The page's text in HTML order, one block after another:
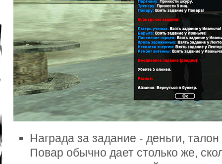
Награда за задание - деньги,
Повар обычно дает столько же,